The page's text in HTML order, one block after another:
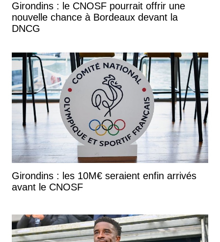
Girondins : le CNOSF pourrait offrir une
nouvelle chance à Bordeaux devant la
DNCG
Girondins : les 10M€ seraient enfin arrivés
avant le CNOSF